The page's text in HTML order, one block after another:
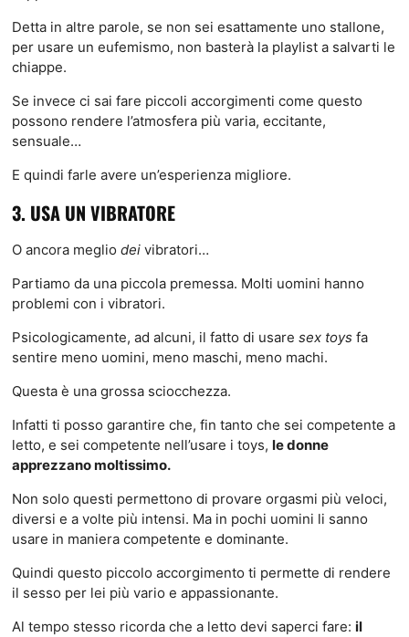
Detta in altre parole, se non sei esattamente uno stallone,
per usare un eufemismo, non basterà la playlist a salvarti le
chiappe.
Se invece ci sai fare piccoli accorgimenti come questo
possono rendere l’atmosfera più varia, eccitante,
sensuale…
E quindi farle avere un’esperienza migliore.
3. USA UN VIBRATORE
O ancora meglio deivibratori…
Partiamo da una piccola premessa. Molti uomini hanno
problemi con i vibratori.
Psicologicamente, ad alcuni, il fatto di usare sex toys fa
sentire meno uomini, meno maschi, meno machi.
Questa è una grossa sciocchezza.
Infatti ti posso garantire che, fin tanto che sei competente a
letto, e sei competente nell’usare i toys, le donne
apprezzano moltissimo.
Non solo questi permettono di provare orgasmi più veloci,
diversi e a volte più intensi. Ma in pochi uomini li sanno
usare in maniera competente e dominante.
Quindi questo piccolo accorgimento ti permette di rendere
il sesso per lei più vario e appassionante.
Al tempo stesso ricorda che a letto devi saperci fare: il